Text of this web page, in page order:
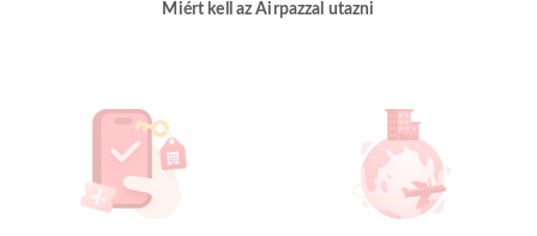
Miért kell az Airpazzal utazni